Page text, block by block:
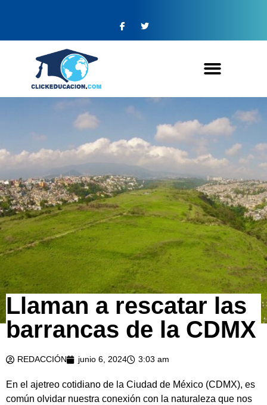
Llaman a rescatar las
barrancas de la CDMX
REDACCIÓN junio 6, 2024 3:03 am
En el ajetreo cotidiano de la Ciudad de México (CDMX), es
común olvidar nuestra conexión con la naturaleza que nos